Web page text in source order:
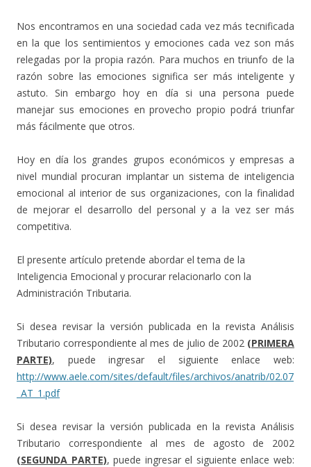
Nos encontramos en una sociedad cada vez más tecnificada
en la que los sentimientos y emociones cada vez son más
relegadas por la propia razón. Para muchos en triunfo de la
razón sobre las emociones significa ser más inteligente y
astuto. Sin embargo hoy en día si una persona puede
manejar sus emociones en provecho propio podrá triunfar
más fácilmente que otros.
Hoy en día los grandes grupos económicos y empresas a
nivel mundial procuran implantar un sistema de inteligencia
emocional al interior de sus organizaciones, con la finalidad
de mejorar el desarrollo del personal y a la vez ser más
competitiva.
El presente artículo pretende abordar el tema de la
Inteligencia Emocional y procurar relacionarlo con la
Administración Tributaria.
Si desea revisar la versión publicada en la revista Análisis
Tributario correspondiente al mes de julio de 2002 (PRIMERA
PARTE), puede ingresar el siguiente enlace web:
http://www.aele.com/sites/default/files/archivos/anatrib/02.07
_AT_1.pdf
Si desea revisar la versión publicada en la revista Análisis
Tributario correspondiente al mes de agosto de 2002
(SEGUNDA PARTE), puede ingresar el siguiente enlace web: